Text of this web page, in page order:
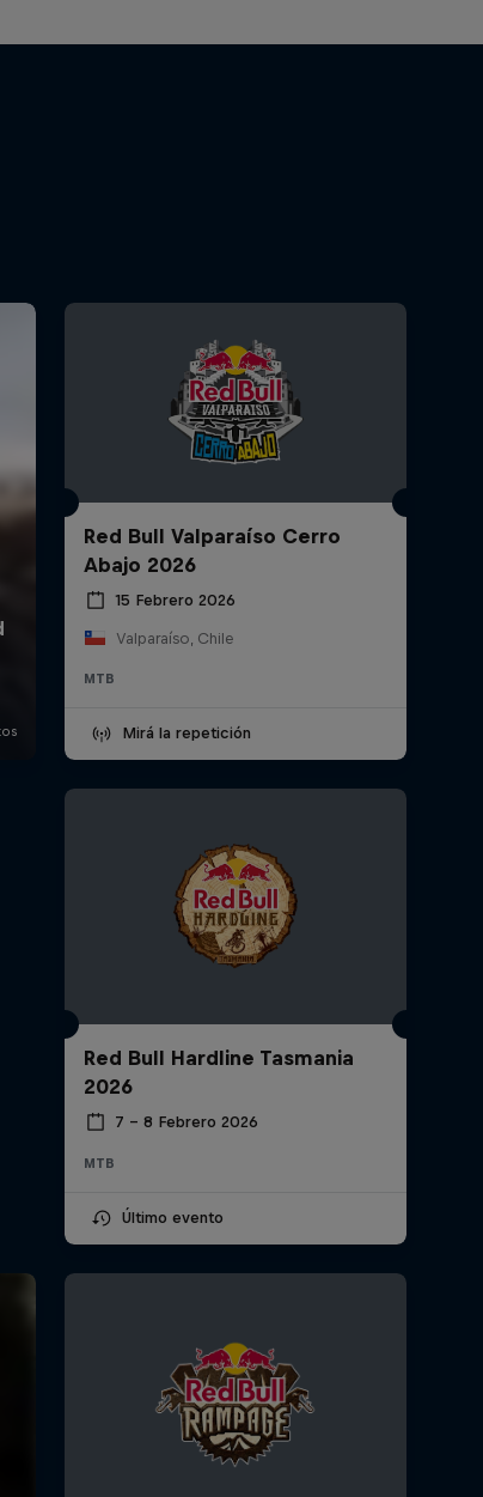
Red Bull Valparaíso Cerro
Abajo 2026
15 Febrero 2026
Valparaíso, Chile
MTB
Mirá la repetición
Red Bull Hardline Tasmania
2026
7 – 8 Febrero 2026
MTB
Último evento